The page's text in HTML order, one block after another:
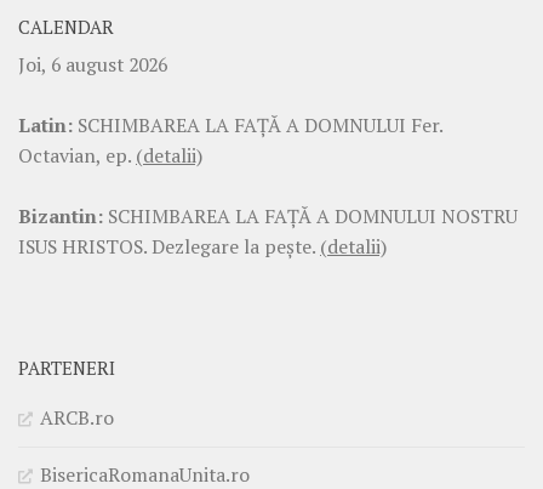
CALENDAR
Joi, 6 august 2026
Latin: SCHIMBAREA LA FAŢĂ A DOMNULUI Fer.
Octavian, ep. (detalii)
Bizantin: SCHIMBAREA LA FAŢĂ A DOMNULUI NOSTRU
ISUS HRISTOS. Dezlegare la pește. (detalii)
PARTENERI
ARCB.ro
BisericaRomanaUnita.ro